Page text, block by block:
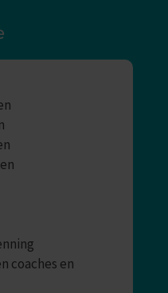
coaches en